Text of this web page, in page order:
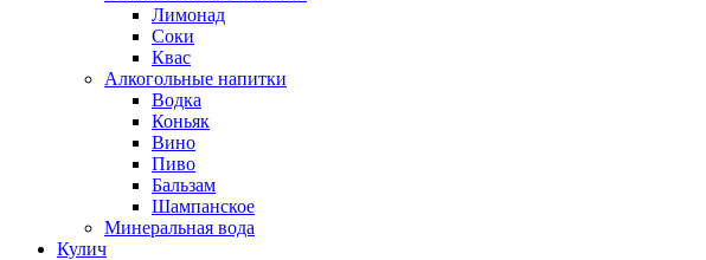
Лимонад
Соки
Квас
Алкогольные напитки
Водка
Коньяк
Вино
Пиво
Бальзам
Шампанское
Минеральная вода
Кулич